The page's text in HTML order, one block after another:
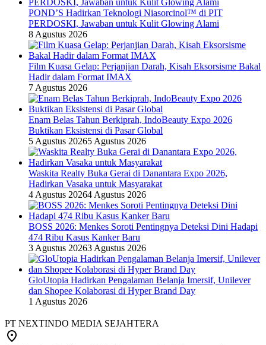
POND’S Hadirkan Teknologi Niasorcinol™ di PIT
PERDOSKI, Jawaban untuk Kulit Glowing Alami
8 Agustus 2026
Film Kuasa Gelap: Perjanjian Darah, Kisah Eksorsisme Bakal
Hadir dalam Format IMAX
7 Agustus 2026
Enam Belas Tahun Berkiprah, IndoBeauty Expo 2026
Buktikan Eksistensi di Pasar Global
5 Agustus 20265 Agustus 2026
Waskita Realty Buka Gerai di Danantara Expo 2026,
Hadirkan Vasaka untuk Masyarakat
4 Agustus 20264 Agustus 2026
BOSS 2026: Menkes Soroti Pentingnya Deteksi Dini Hadapi
474 Ribu Kasus Kanker Baru
3 Agustus 20263 Agustus 2026
GloUtopia Hadirkan Pengalaman Belanja Imersif, Unilever
dan Shopee Kolaborasi di Hyper Brand Day
1 Agustus 2026
PT NEXTINDO MEDIA SEJAHTERA